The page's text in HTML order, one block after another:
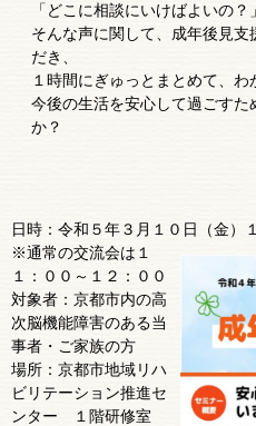
「どこに相談にいけばよいの？」
そんな声に関して、成年後見
だき、
１時間にぎゅっとまとめて、わ
今後の生活を安心して過ごす
か？
日時：令和５年３月１０日（金）
※通常の交流会は１
１：００～１２：００
対象者：京都市内の高
次脳機能障害のある当
事者・ご家族の方
場所：京都市地域リハ
ビリテーション推進セ
ンター １階研修室